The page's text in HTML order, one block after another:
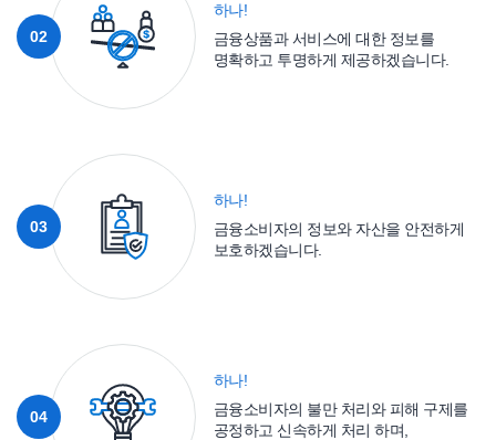
02
하나!
금융상품과 서비스에 대한 정보를
명확하고 투명하게 제공하겠습니다.
03
하나!
금융소비자의 정보와 자산을 안전하게
보호하겠습니다.
04
하나!
금융소비자의 불만 처리와 피해 구제를
공정하고 신속하게 처리 하며,